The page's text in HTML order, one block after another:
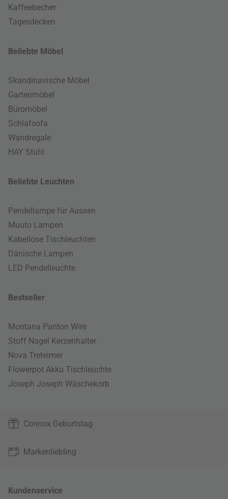
Kaffeebecher
Tagesdecken
Beliebte Möbel
Skandinavische Möbel
Gartenmöbel
Büromöbel
Schlafsofa
Wandregale
HAY Stuhl
Beliebte Leuchten
Pendellampe für Aussen
Muuto Lampen
Kabellose Tischleuchten
Dänische Lampen
LED Pendelleuchte
Bestseller
Montana Panton Wire
Stoff Nagel Kerzenhalter
Nova Treteimer
Flowerpot Akku Tischleuchte
Joseph Joseph Wäschekorb
Connox Geburtstag
Markenliebling
Kundenservice